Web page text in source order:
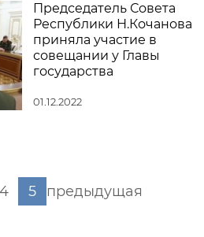
Председатель Совета
Республики Н.Кочанова
приняла участие в
совещании у Главы
государства
01.12.2022
предыдущая
4 5